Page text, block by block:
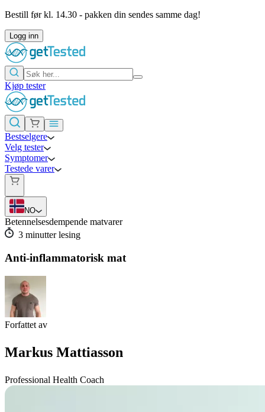
Bestill før kl. 14.30 - pakken din sendes samme dag!
Logg inn
Kjøp tester
Bestselgere
Velg tester
Symptomer
Testede varer
NO
Betennelsesdempende matvarer
3 minutter lesing
Anti-inflammatorisk mat
Forfattet av
Markus Mattiasson
Professional Health Coach